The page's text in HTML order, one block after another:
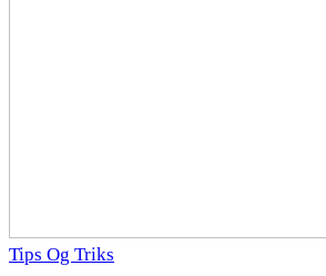
Tips Og Triks